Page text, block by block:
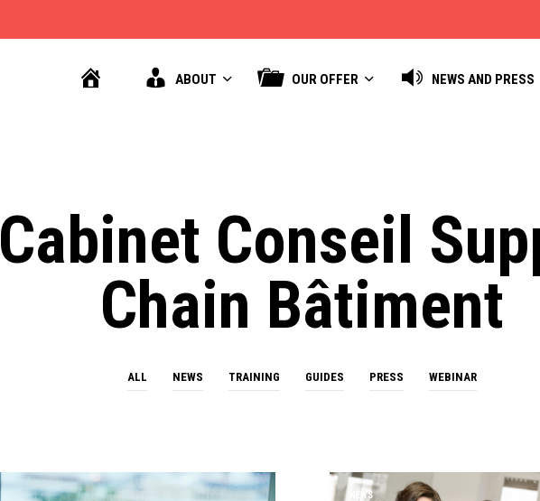
ABOUT OUR OFFER NEWS AND PRESS
Cabinet Conseil
Chain Bâtiment
ALL NEWS TRAINING GUIDES PRESS WEBINAR
NEWS